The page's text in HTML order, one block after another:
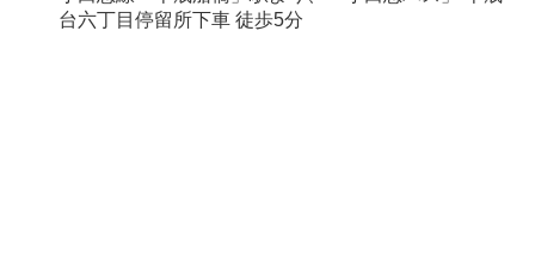
台六丁目停留所下車 徒歩5分